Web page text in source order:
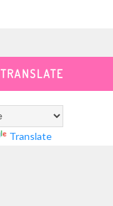
TRANSLATE
Translate